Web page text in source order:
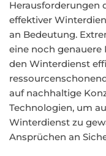
Herausforderungen
effektiver
an Bedeutung.
eine noch
den Winterdienst
auf nachhaltige
Technologien, um
Winterdienst zu
Ansprüchen an